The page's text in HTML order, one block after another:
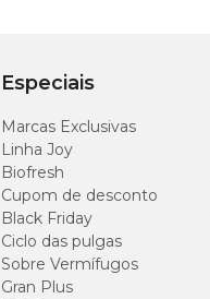
Especiais
Marcas Exclusivas
Linha Joy
Biofresh
Cupom de desconto
Black Friday
Ciclo das pulgas
Sobre Vermífugos
Gran Plus